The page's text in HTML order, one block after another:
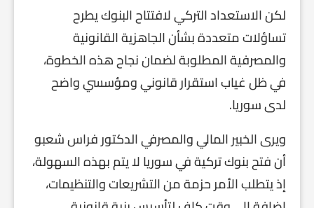
لكن الاستعداد التركي لافتتاح البنوك يطرح
تساؤلات متعددة بشأن الجاهزية القانونية
والمصرفية المطلوبة لضمان نجاح هذه الخطوة،
في ظل غياب استقرار قانوني ومؤسسي واضح
لدى سوريا.
ويرى الخبير المالي والمصرفي الدكتور فراس شعبو
أن فتح بنوك تركية في سوريا لا يتم بهذه السهولة،
إذ يتطلب الأمر حزمة من التشريعات والتنظيمات،